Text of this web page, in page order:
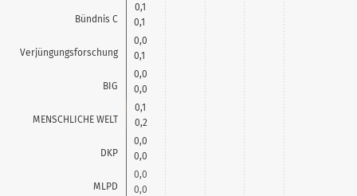
Bündnis C
Verjüngungsforschung
BIG
MENSCHLICHE WELT
DKP
MLPD
0,1
0,1
0,0
0,2
0,0
0,0
0,1
0,0
0,0
0,1
0,0
0,0